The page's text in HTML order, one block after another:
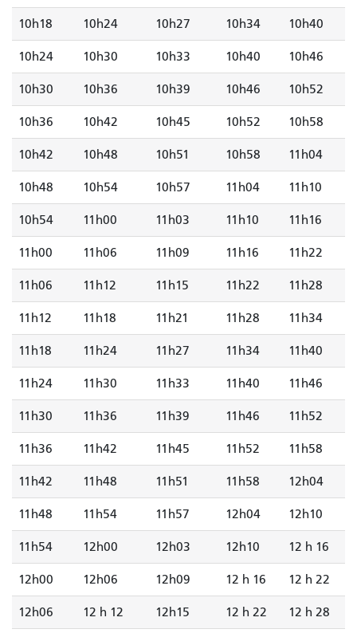
10h18 10h24 10h27 10h34 10h40
10h24 10h30 10h33 10h40 10h46
10h30 10h36 10h39 10h46 10h52
10h36 10h42 10h45 10h52 10h58
10h42 10h48 10h51 10h58 11h04
10h48 10h54 10h57 11h04 11h10
10h54 11h00 11h03 11h10 11h16
11h00 11h06 11h09 11h16 11h22
11h06 11h12 11h15 11h22 11h28
11h12 11h18 11h21 11h28 11h34
11h18 11h24 11h27 11h34 11h40
11h24 11h30 11h33 11h40 11h46
11h30 11h36 11h39 11h46 11h52
11h36 11h42 11h45 11h52 11h58
11h42 11h48 11h51 11h58 12h04
11h48 11h54 11h57 12h04 12h10
11h54 12h00 12h03 12h10 12 h 16
12h00 12h06 12h09 12 h 16 12 h 22
12h06 12 h 12 12h15 12 h 22 12 h 28